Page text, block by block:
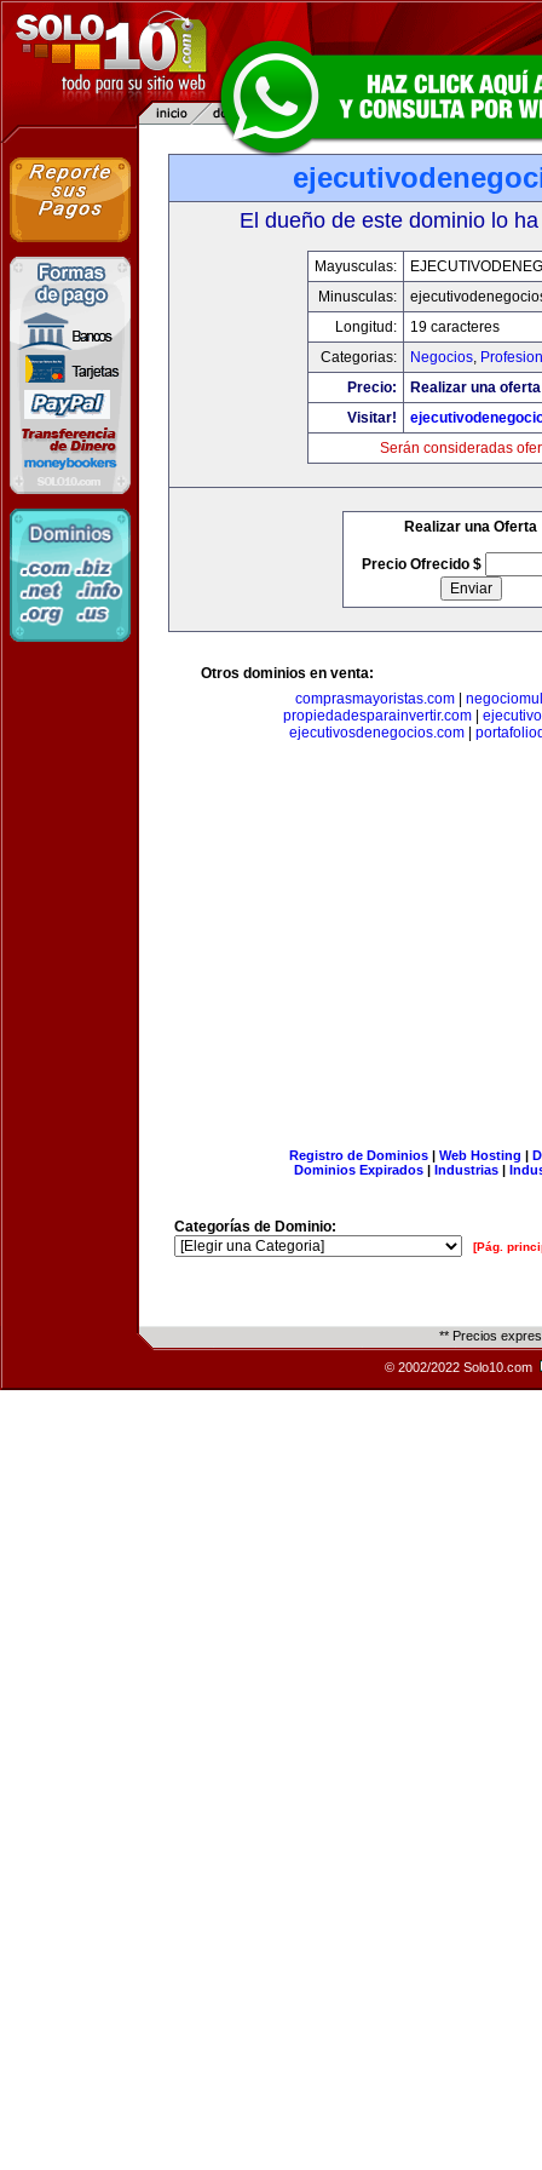
El dueño de este dominio lo
Mayusculas:
Minusculas:
Longitud:
19 caracteres
Categorias:
Negocios,
Precio:
Realizar una
Visitar!
Serán consideradas
Realizar una Oferta
Precio Ofrecido $
Otros dominios en venta:
comprasmayoristas.com
propiedadesparainvertir.com
ejecutivosdenegocios.com|
Registro de Dominios| Web Hosting |
Dominios Expirados | Industrias |
Categorías de Dominio:
[Pág.
** Precios
© 2002/2022 Solo10.com